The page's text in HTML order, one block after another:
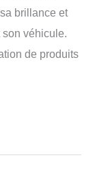
brillance et
véhicule.
de produits